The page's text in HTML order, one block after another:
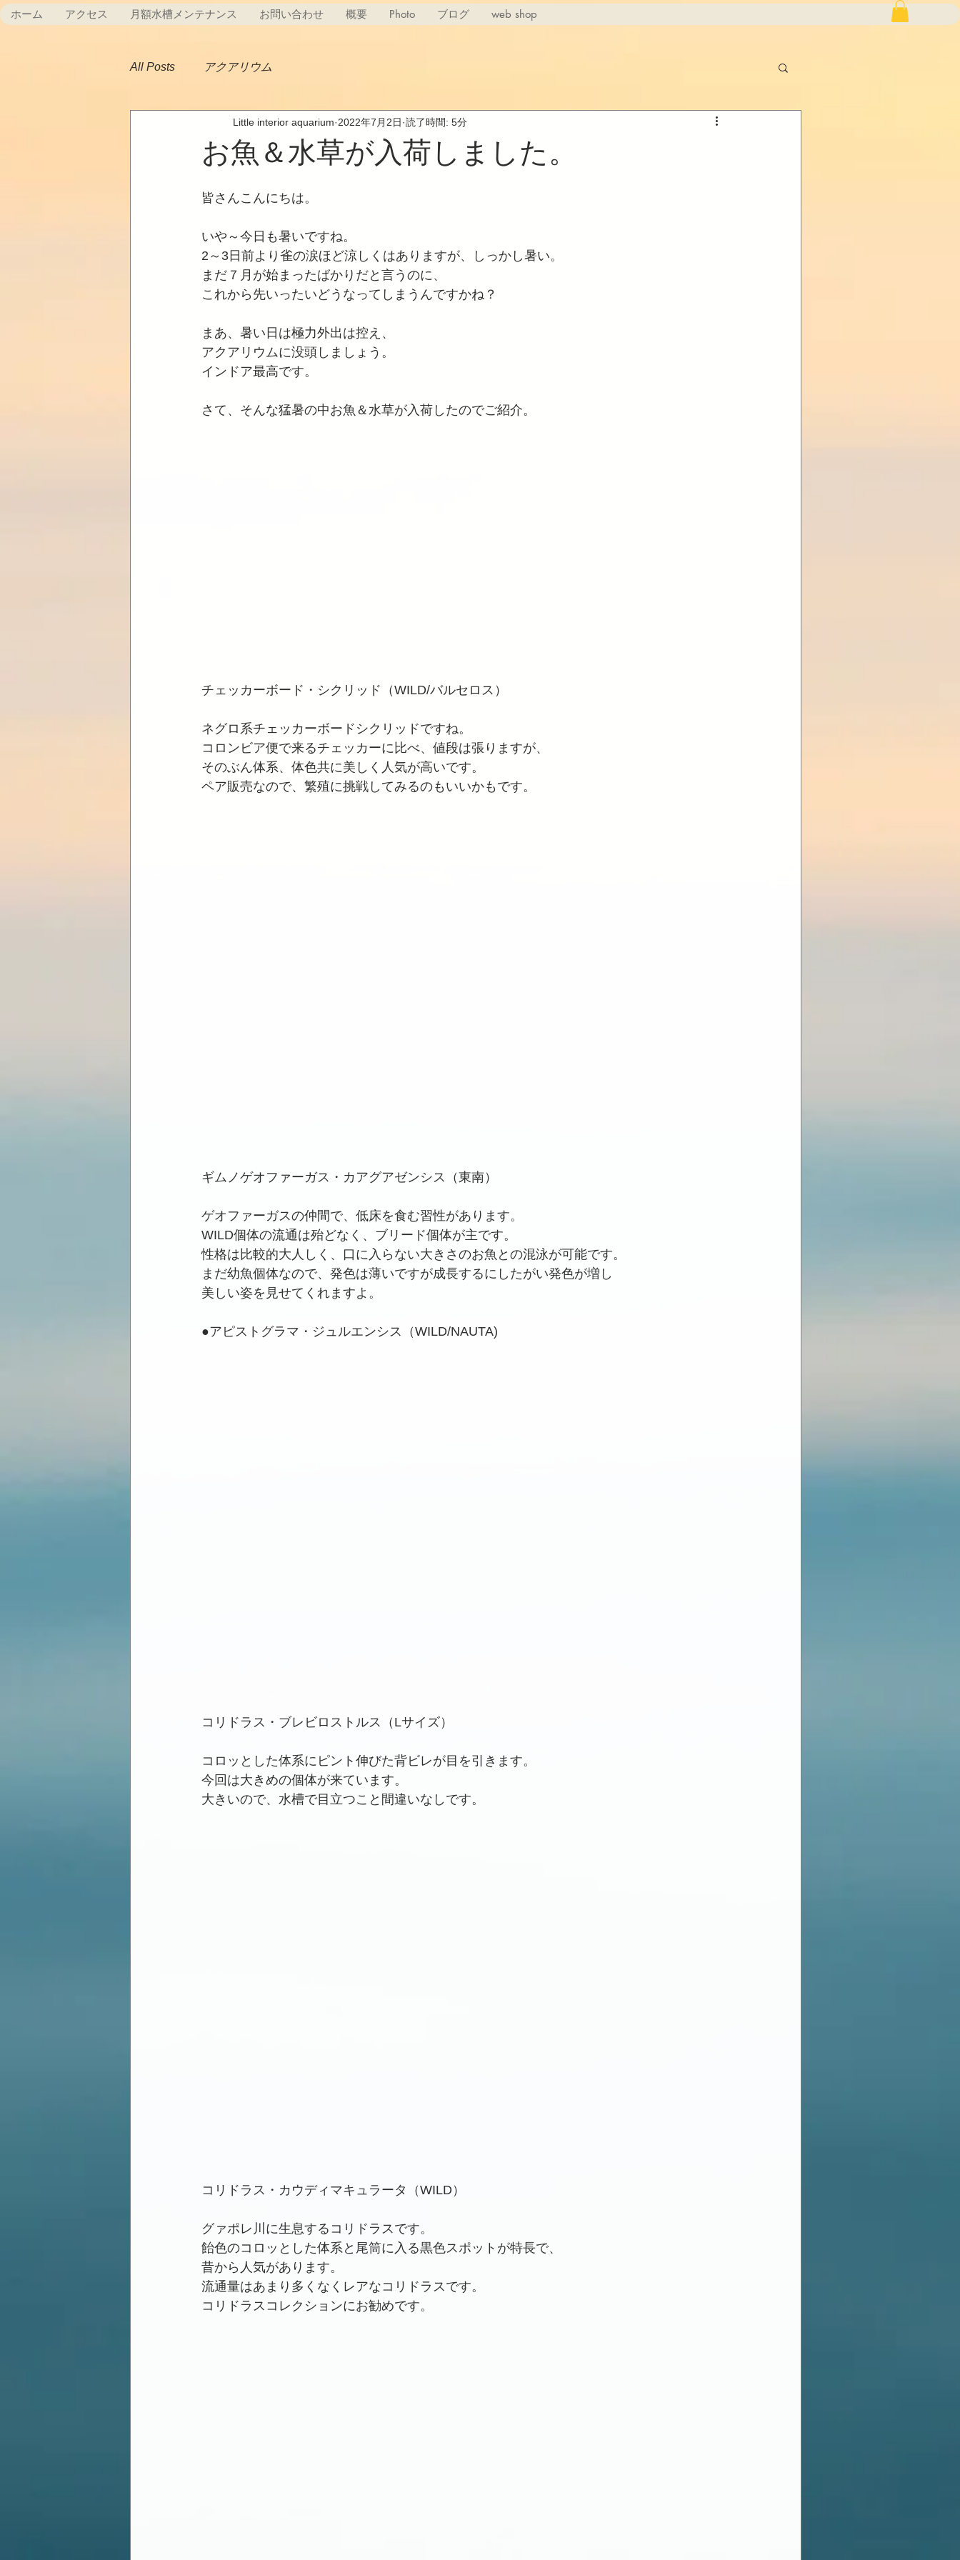
ホーム アクセス 月額水槽メンテナンス お問い合わせ 概要 Photo ブログ web shop
All Posts アクアリウム
お魚＆水草が入荷しました。
Little interior aquarium 2022年7月2日 読了時間: 5分
皆さんこんにちは。
いや～今日も暑いですね。
2～3日前より雀の涙ほど涼しくはありますが、しっかし暑い。
まだ７月が始まったばかりだと言うのに、
これから先いったいどうなってしまうんですかね？
まあ、暑い日は極力外出は控え、
アクアリウムに没頭しましょう。
インドア最高です。
さて、そんな猛暑の中お魚＆水草が入荷したのでご紹介。
チェッカーボード・シクリッド（WILD/バルセロス）
ネグロ系チェッカーボードシクリッドですね。
コロンビア便で来るチェッカーに比べ、値段は張りますが、
そのぶん体系、体色共に美しく人気が高いです。
ペア販売なので、繁殖に挑戦してみるのもいいかもです。
ギムノゲオファーガス・カアグアゼンシス（東南）
ゲオファーガスの仲間で、低床を食む習性があります。
WILD個体の流通は殆どなく、ブリード個体が主です。
性格は比較的大人しく、口に入らない大きさのお魚との混泳が可能です。
まだ幼魚個体なので、発色は薄いですが成長するにしたがい発色が増し
美しい姿を見せてくれますよ。
●アピストグラマ・ジュルエンシス（WILD/NAUTA)
コリドラス・ブレビロストルス（Lサイズ）
コロッとした体系にピント伸びた背ビレが目を引きます。
今回は大きめの個体が来ています。
大きいので、水槽で目立つこと間違いなしです。
コリドラス・カウディマキュラータ（WILD）
グァポレ川に生息するコリドラスです。
飴色のコロッとした体系と尾筒に入る黒色スポットが特長で、
昔から人気があります。
流通量はあまり多くなくレアなコリドラスです。
コリドラスコレクションにお勧めです。